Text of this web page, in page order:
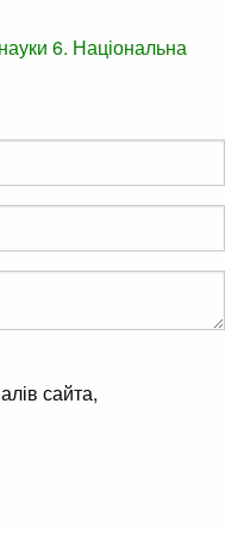
6. Національна
сайта,